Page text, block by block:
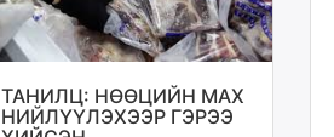
ТАНИЛЦ: НӨӨЦИЙН МАХ
НИЙЛҮҮЛЭХЭЭР ГЭРЭЭ